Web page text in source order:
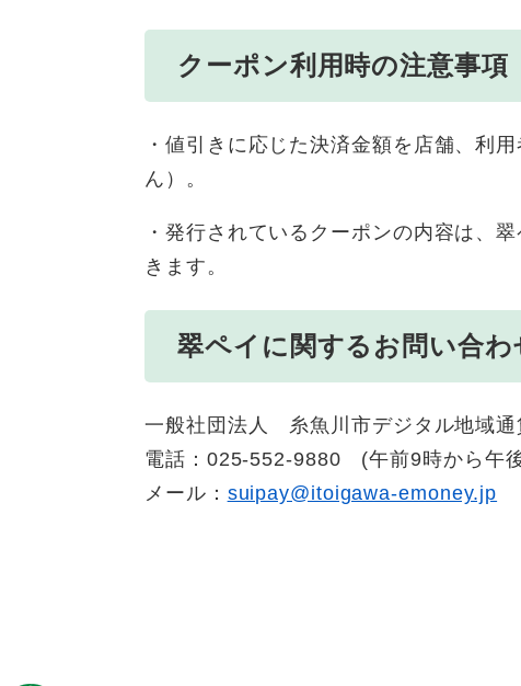
クーポン利用時の注意事項
・値引きに応じた決済金額を店舗、利
ん）。
・発行されているクーポンの内容は、
きます。
翠ペイに関するお問い合わ
一般社団法人 糸魚川市デジタル地域通
電話：025-552-9880 (午前9時から午
メール： suipay@itoigawa-emoney.jp